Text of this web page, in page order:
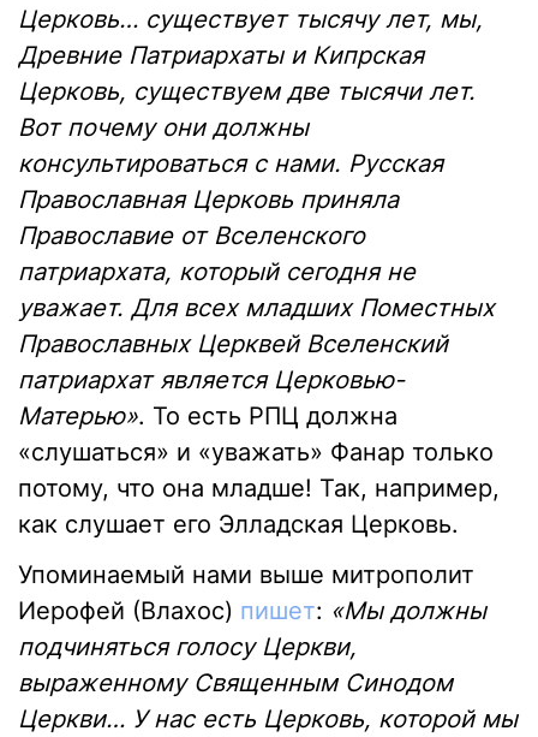
Церковь… существует тысячу лет, мы,
Древние Патриархаты и Кипрская
Церковь, существуем две тысячи лет.
Вот почему они должны
консультироваться с нами. Русская
Православная Церковь приняла
Православие от Вселенского
патриархата, который сегодня не
уважает. Для всех младших Поместных
Православных Церквей Вселенский
патриархат является Церковью-
Матерью». То есть РПЦ должна
«слушаться» и «уважать» Фанар только
потому, что она младше! Так, например,
как слушает его Элладская Церковь.
Упоминаемый нами выше митрополит
Иерофей (Влахос) пишет: «Мы должны
подчиняться голосу Церкви,
выраженному Священным Синодом
Церкви… У нас есть Церковь, которой мы